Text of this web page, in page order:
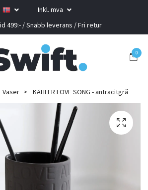
Inkl. mva
499:- / Snabb leverans / Fri retur
0
Vaser KÄHLER LOVE SONG - antracitgrå